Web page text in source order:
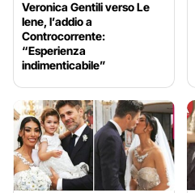
Veronica Gentili verso Le
Iene, l’addio a
Controcorrente:
“Esperienza
indimenticabile”